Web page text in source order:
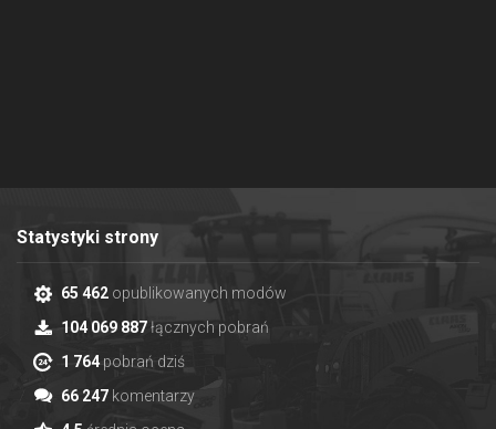
Statystyki strony
65 462 opublikowanych modów
104 069 887łącznych pobrań
1 764pobrań dziś
66 247 komentarzy